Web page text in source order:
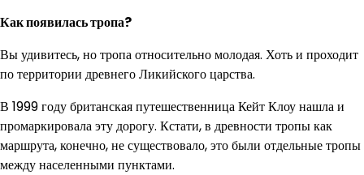
Как появилась тропа?
Вы удивитесь, но тропа относительно молодая. Хоть и проходит
по территории древнего Ликийского царства.
В 1999 году британская путешественница Кейт Клоу нашла и
промаркировала эту дорогу. Кстати, в древности тропы как
маршрута, конечно, не существовало, это были отдельные тропы
между населенными пунктами.